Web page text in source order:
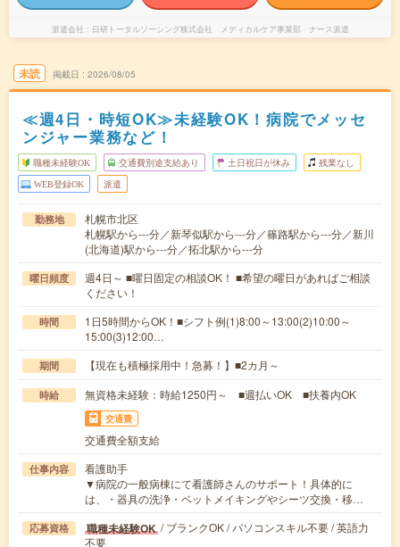
派遣会社 日研トータルソーシング株式会社 メディカルケア事業部 ナース派遣
未読 掲載日 2026/08/05
≪週4日・時短OK≫未経験OK！病院でメッセ
ンジャー業務など！
職種未経験OK 交通費別途支給あり 土日祝日が休み 残業なし
WEB登録OK 派遣
勤務地
札幌市北区
札幌駅から---分／新琴似駅から---分／篠路駅から---分／新川
(北海道)駅から---分／拓北駅から---分
曜日頻度
週4日～ ■曜日固定の相談OK！ ■希望の曜日があればご相談
ください！
時間
1日5時間からOK！■シフト例(1)8:00～13:00(2)10:00～
15:00(3)12:00…
期間 【現在も積極採用中！急募！】■2カ月～
時給 無資格未経験：時給1250円～ ■週払いOK ■扶養内OK
交通費
交通費全額支給
仕事内容
看護助手
▼病院の一般病棟にて看護師さんのサポート！具体的に
は、・器具の洗浄・ベットメイキングやシーツ交換・移…
応募資格 職種未経験OK / ブランクOK / パソコンスキル不要 / 英語力
不要